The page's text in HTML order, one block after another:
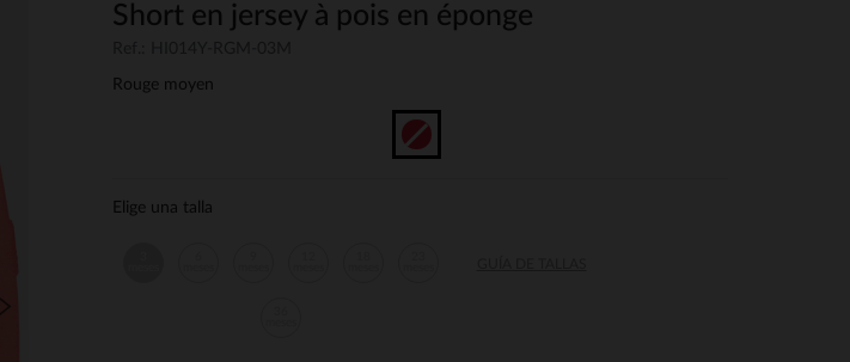
Short en jersey à pois en éponge
Rouge moyen
Elige una talla